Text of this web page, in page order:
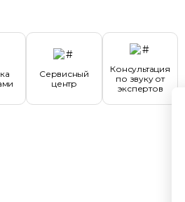
Сервисный
центр
Консультация
по звуку от
экспертов